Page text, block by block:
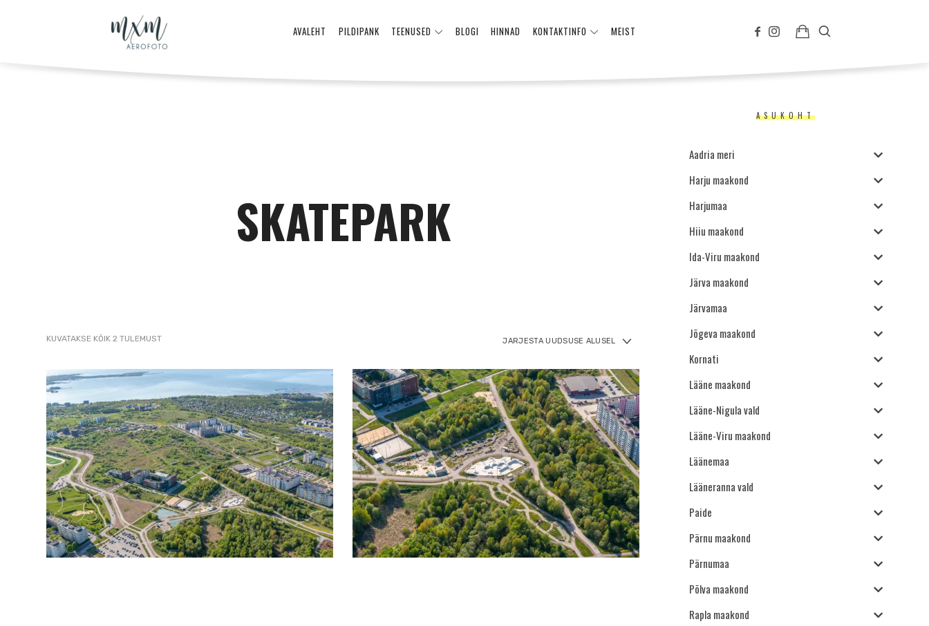
Aero
droonifotod
2007
droonilt,
lennukilt,
helikopterilt.
AVALEHT PILDIPANK TEENUSED BLOGI HINNAD KONTAKTINFO MEIST
SKATEPARK
KUVATAKSE KÕIK 2 TULEMUSTSORTED
LATEST
ASUKOHT
Aadria meri
Harju maakond
Harjumaa
Hiiu maakond
Ida-Viru maakond
Järva maakond
Järvamaa
Jõgeva maakond
Kornati
Lääne maakond
Lääne-Nigula vald
Lääne-Viru maakond
Läänemaa
Lääneranna vald
Paide
Pärnu maakond
Pärnumaa
Põlva maakond
Rapla maakond